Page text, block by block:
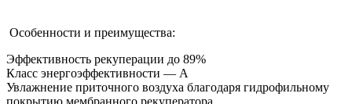
Особенности и преимущества:
Эффективность рекуперации до 89%
Класс энергоэффективности — А
Увлажнение приточного воздуха благодаря гидрофильному